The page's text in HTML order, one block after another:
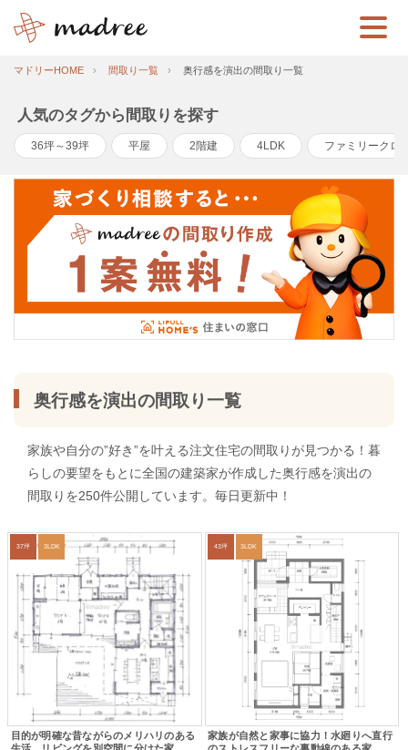
マドリーHOME 間取り一覧 奥行感を演出の間取り一覧
人気のタグから間取りを探す
36坪～39坪 平屋 2階建 4LDK ファミリークロ
奥行感を演出の間取り一覧
家族や自分の”好き”を叶える注文住宅の間取りが見つかる！暮
らしの要望をもとに全国の建築家が作成した奥行感を演出の
間取りを250件公開しています。毎日更新中！
37坪 3LDK
目的が明確な昔ながらのメリハリのある
43坪 3LDK
家族が自然と家事に協力！水廻りへ直行